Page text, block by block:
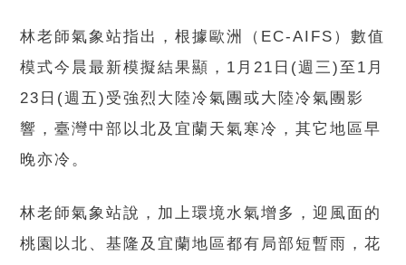
林老師氣象站指出，根據歐洲（EC-AIFS）數值
模式今晨最新模擬結果顯，1月21日(週三)至1月
23日(週五)受強烈大陸冷氣團或大陸冷氣團影
響，臺灣中部以北及宜蘭天氣寒冷，其它地區早
晚亦冷。
林老師氣象站說，加上環境水氣增多，迎風面的
桃園以北、基隆及宜蘭地區都有局部短暫雨，花